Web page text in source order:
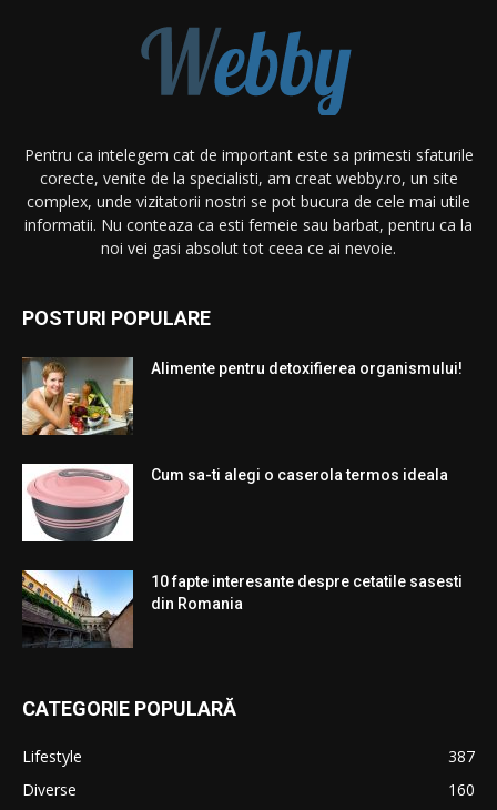
Pentru ca intelegem cat de important este sa primesti sfaturile
corecte, venite de la specialisti, am creat webby.ro, un site
complex, unde vizitatorii nostri se pot bucura de cele mai utile
informatii. Nu conteaza ca esti femeie sau barbat, pentru ca la
noi vei gasi absolut tot ceea ce ai nevoie.
POSTURI POPULARE
Alimente pentru detoxifierea organismului!
Cum sa-ti alegi o caserola termos ideala
10 fapte interesante despre cetatile sasesti
din Romania
CATEGORIE POPULARĂ
Lifestyle
387
Diverse
160